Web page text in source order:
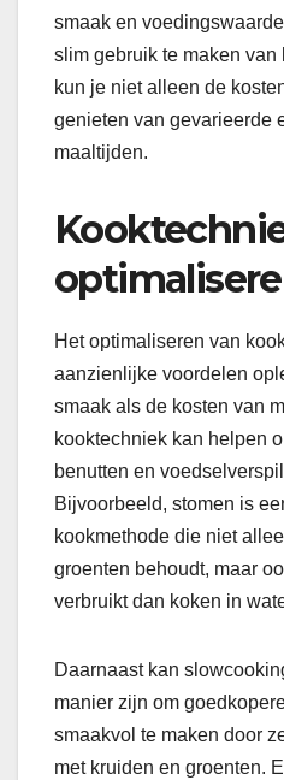
smaak en
slim gebruik te maken
kun je niet alleen de
genieten van gevarieerde
maaltijden.
Het optimaliseren van
aanzienlijke voordelen
smaak als de kosten van
kooktechniek kan helpen
benutten en
Bijvoorbeeld, stomen is
kookmethode die niet
groenten behoudt, maar
verbruikt dan koken in
Daarnaast kan
manier zijn om
smaakvol te maken door
met kruiden en groenten.